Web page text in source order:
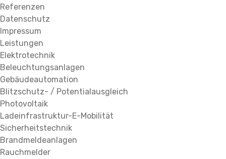
Referenzen
Datenschutz
Impressum
Leistungen
Elektrotechnik
Beleuchtungsanlagen
Gebäudeautomation
Blitzschutz- / Potentialausgleich
Photovoltaik
Ladeinfrastruktur-E-Mobilität
Sicherheitstechnik
Brandmeldeanlagen
Rauchmelder